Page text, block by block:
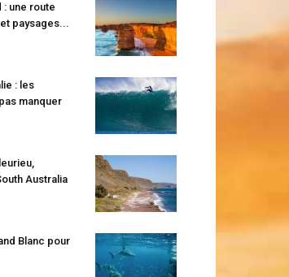
: une route
paysages...
: les
manquer
Australia
Blanc pour